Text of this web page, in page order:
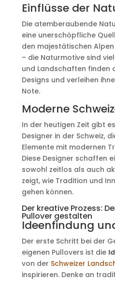
Einflüsse der
Die atemberaubende
eine unerschöpfliche
den majestätischen
– die Naturmotive sind
und Landschaften finden
Designs und verleihen
Note.
Moderne
In der heutigen Zeit gibt
Designer in der Schweiz,
Elemente mit modernen
Diese Designer schaffen
sowohl zeitlos als auch
zeigt, wie Tradition und
gehen können.
Der kreative Prozess:
Pullover gestalten
Ideenfindung
Der erste Schritt bei der
eigenen Pullovers ist die
von der Schweizer
inspirieren. Denke an